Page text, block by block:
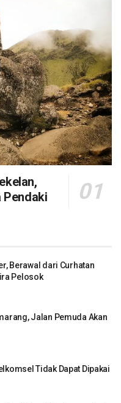
Pendaki
Berawal dari Curhatan
Pelosok
Jalan Pemuda Akan
Tidak Dapat Dipakai